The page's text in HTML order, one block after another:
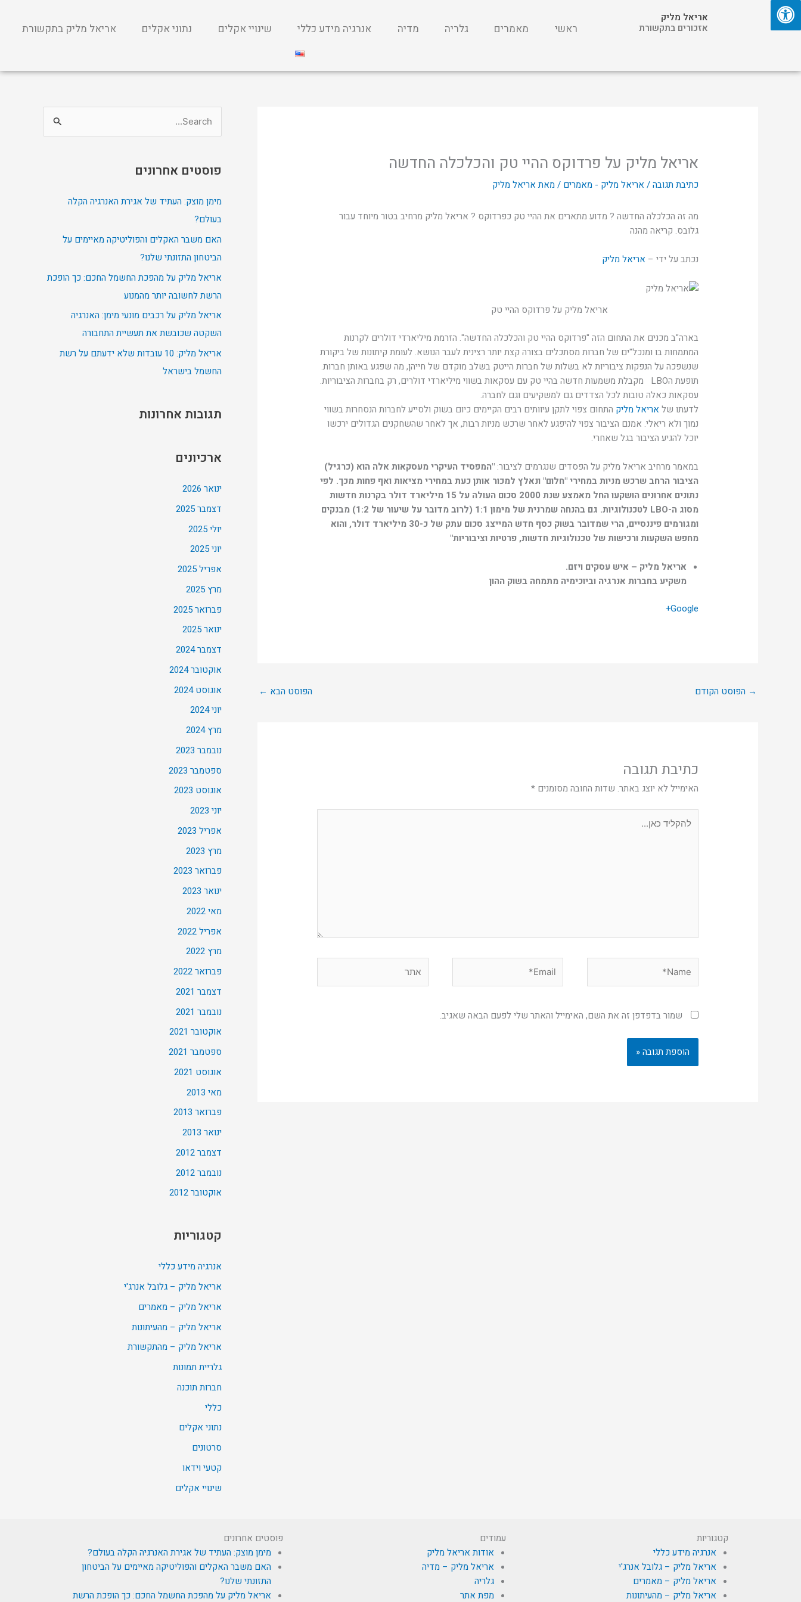
דילוג
לתוכן
אריאל מליק
אזכורים בתקשורת
ראשי מאמרים גלריה מדיה אנרגיה מידע כללי שינויי אקלים נתוני אקלים אריאל מליק בתקשורת
אריאל מליק על פרדוקס ההיי טק והכלכלה החדשה
כתיבת תגובה/ אריאל מליק - מאמרים / מאת אריאל מליק
מה זה הכלכלה החדשה ? מדוע מתארים את ההיי טק כפרדוקס ? אריאל מליק מרחיב בטור מיוחד עבור
גלובס. קריאה מהנה
נכתב על ידי – אריאל מליק
אריאל מליק על פרדוקס ההיי טק
בארה"ב מכנים את התחום הזה "פרדוקס ההיי טק והכלכלה החדשה". הזרמת מיליארדי דולרים לקרנות
המתמחות בו ומנכל"ים של חברות מסתכלים בצורה קצת יותר רצינית לעבר הנושא. לעומת קיתונות של ביקורת
שנשפכה על הנפקות ציבוריות לא בשלות של חברות הייטק בשלב מוקדם של חייהן, מה שפגע באותן חברות.
תופעת הLBO מקבלת משמעות חדשה בהיי טק עם עסקאות בשווי מיליארדי דולרים, רק בחברות הציבוריות.
עסקאות כאלה טובות לכל הצדדים גם למשקיעים וגם לחברה.
לדעתו של אריאל מליק התחום צפוי לתקן עיוותים רבים הקיימים כיום בשוק ולסייע לחברות הנסחרות בשווי
נמוך ולא ריאלי. אמנם הציבור צפוי להיפגע לאחר שרכש מניות רבות, אך לאחר שהשחקנים הגדולים ירכשו
יוכל להגיע הציבור בגל שאחרי.
במאמר מרחיב אריאל מליק על הפסדים שנגרמים לציבור:"המפסיד העיקרי מעסקאות אלה הוא (כרגיל)
הציבור הרחב שרכש מניות במחירי "חלום" ונאלץ למכור אותן כעת במחירי מציאות ואף פחות מכך. לפי
נתונים אחרונים הושקעו החל מאמצע שנת 2000 סכום העולה על 15 מיליארד דולר בקרנות חדשות
מסוג ה-LBO לטכנולוגיות. גם בהנחה שמרנית של מימון 1:1 (לרוב מדובר על שיעור של 1:2) מבנקים
ומגורמים פיננסיים, הרי שמדובר בשוק כסף חדש המייצג סכום עתק של כ-30 מיליארד דולר, והוא
מחפש השקעות ורכישות של טכנולוגיות חדשות, פרטיות וציבוריות"
אריאל מליק – איש עסקים ויזם.
משקיע בחברות אנרגיה וביוכימיה מתמחה בשוק ההון
Google+
→ הפוסט הקודם הפוסט הבא ←
כתיבת תגובה
האימייל לא יוצג באתר. שדות החובה מסומנים*
כאן...
שמור בדפדפן זה את השם, האימייל והאתר שלי לפעם הבאה שאגיב.
r
:
פוסטים אחרונים
מימן מוצק: העתיד של אגירת האנרגיה הקלה
בעולם?
האם משבר האקלים והפוליטיקה מאיימים על
הביטחון התזונתי שלנו?
אריאל מליק על מהפכת החשמל החכם: כך הופכת
הרשת לחשובה יותר מהמנוע
אריאל מליק על רכבים מונעי מימן: האנרגיה
השקטה שכובשת את תעשיית התחבורה
אריאל מליק: 10 עובדות שלא ידעתם על רשת
החשמל בישראל
תגובות אחרונות
ארכיונים
ינואר 2026
דצמבר 2025
יולי 2025
יוני 2025
אפריל 2025
מרץ 2025
פברואר 2025
ינואר 2025
דצמבר 2024
אוקטובר 2024
אוגוסט 2024
יוני 2024
מרץ 2024
נובמבר 2023
ספטמבר 2023
אוגוסט 2023
יוני 2023
אפריל 2023
מרץ 2023
פברואר 2023
ינואר 2023
מאי 2022
אפריל 2022
מרץ 2022
פברואר 2022
דצמבר 2021
נובמבר 2021
אוקטובר 2021
ספטמבר 2021
אוגוסט 2021
מאי 2013
פברואר 2013
ינואר 2013
דצמבר 2012
נובמבר 2012
אוקטובר 2012
קטגוריות
אנרגיה מידע כללי
אריאל מליק – גלובל אנרג'י
אריאל מליק – מאמרים
אריאל מליק – מהעיתונות
אריאל מליק – מהתקשורת
גלריית תמונות
חברות תוכנה
כללי
נתוני אקלים
סרטונים
קטעי וידאו
שינויי אקלים
קטגוריות
אנרגיה מידע כללי
אריאל מליק – גלובל אנרג'י
אריאל מליק – מאמרים
אריאל מליק – מהעיתונות
עמודים
אודות אריאל מליק
אריאל מליק – מדיה
גלריה
מפת אתר
פוסטים אחרונים
מימן מוצק: העתיד של אגירת האנרגיה הקלה בעולם?
האם משבר האקלים והפוליטיקה מאיימים על הביטחון
התזונתי שלנו?
אריאל מליק על מהפכת החשמל החכם: כך הופכת הרשת